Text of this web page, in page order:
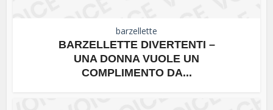
barzellette
BARZELLETTE DIVERTENTI –
UNA DONNA VUOLE UN
COMPLIMENTO DA...